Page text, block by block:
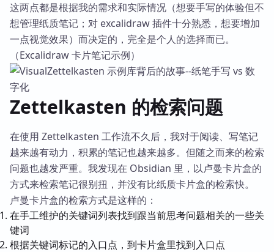
这两点都是根据我的需求和实际情况（想要手写的体验但不
想管理纸质笔记；对 excalidraw 插件十分熟悉，想要增加
一点视觉效果）而决定的，完全是个人的选择而已。
（Excalidraw 卡片笔记示例）
Zettelkasten 的检索问题
在使用 Zettelkasten 工作流不久后，我对于阅读、写笔记
越来越有动力，积累的笔记也越来越多。但随之而来的检索
问题也越发严重。我发现在 Obsidian 里，以卢曼卡片盒的
方式来检索笔记很别扭，并没有比纸质卡片盒的检索快。
卢曼卡片盒的检索方式是这样的：
在手工维护的关键词列表找到跟当前思考问题相关的一些关
键词
根据关键词标记的入口点，到卡片盒里找到入口点